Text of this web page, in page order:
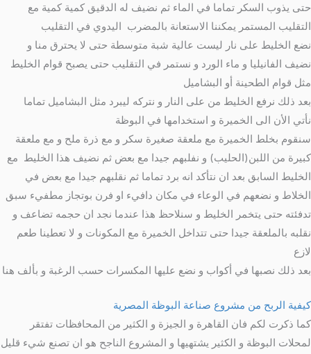
حتى يذوب السكر تماما في الماء ثم نضيف له الدقيق كمية كمية مع
التقليب المستمر يمكننا الاستعانة بالمضرب اليدوي في التقليب
نضع الخليط على نار ليست عالية شبة متوسطة حتى لا يحترق منا و
نضيف الفانيليا و ماء الورد و نستمر في التقليب حتى يصبح قوام الخليط
مثل قوام الطحينة أو البشاميل
بعد ذلك نرفع الخليط من على النار و نتركه ليبرد مثل البشاميل تماما
نأتي الأن الى الخميرة و استخدامها في البوظة
سنقوم بخلط الخميرة مع ملعقة صغيرة سكر و مع ذرة ملح و مع ملعقة
كبيرة من اللبن(الحليب) و نفلبهم جيدا مع بعض ثم نضيف هذا الخليط مع
الخليط السابق بعد ان نتأكد انه برد تماما ثم نقلبهم جيدا مع بعض في
الخلاط و نضعهم في الوعاء في مكان دافيء او فرن بوتجاز مطفيء سبق
تدفئته حتى يتخمر الخليط و سنلاحظ هذا عندما نجد ان حجمه تضاعف و
نقلبه بالملعقة جيدا حتى تتداخل الخميرة مع المكونات و لا تعطينا طعم
لازع
بعد ذلك نصبها في أكواب و نضع عليها المكسرات حسب الرغبة و بألف هنا
كيفية الربح من مشروع صناعة البوظة المصرية
كما ذكرت لكم فان القاهرة و الجيزة و الكثير من المحافظات تفتقر
لمحلات البوظة و الكثير يشتهيها و المشروع الناجح هو ان تصنع شيء قليل